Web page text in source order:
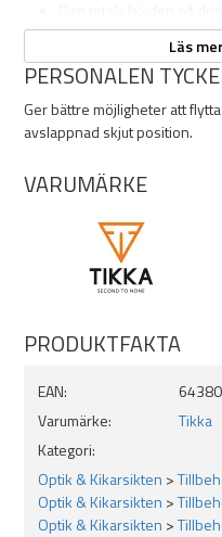
Dras åt med 2,5 nm.
Läs
PERSONALEN
Ger bättre möjligheter att
avslappnad skjut position.
VARUMÄRKE
PRODUKTFAKTA
EAN:
Varumärke:
Tikka
Kategori:
Optik & Kikarsikten >
Optik & Kikarsikten >
Optik & Kikarsikten >